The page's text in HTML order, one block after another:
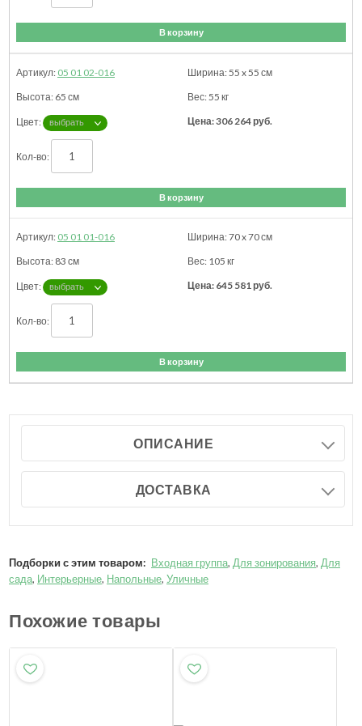
В корзину
05 01 02-016 55 x 55 см
65 см 55 кг
306 264руб.
В корзину
05 01 01-016 70 x 70см
83 см 105 кг
645 581руб.
В корзину
ОПИСАНИЕ
ДОСТАВКА
Подборки с этим товаром: Входная группа, Для зонирования, Для
сада, Интерьерные, Напольные, Уличные
Похожие товары